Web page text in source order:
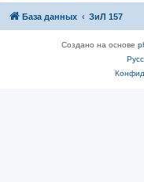
База данных ЗиЛ 157
Создано на основе